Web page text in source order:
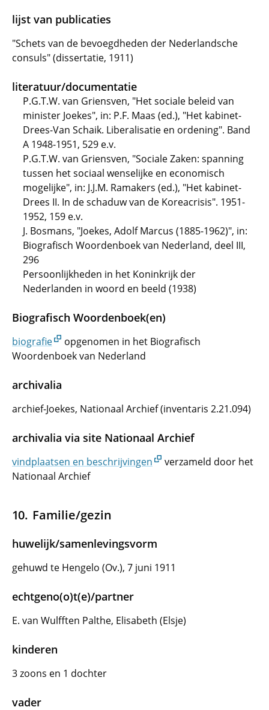
lijst van publicaties
"Schets van de bevoegdheden der Nederlandsche
consuls" (dissertatie, 1911)
literatuur/documentatie
P.G.T.W. van Griensven, "Het sociale beleid van
minister Joekes", in: P.F. Maas (ed.), "Het kabinet-
Drees-Van Schaik. Liberalisatie en ordening". Band
A 1948-1951, 529 e.v.
P.G.T.W. van Griensven, "Sociale Zaken: spanning
tussen het sociaal wenselijke en economisch
mogelijke", in: J.J.M. Ramakers (ed.), "Het kabinet-
Drees II. In de schaduw van de Koreacrisis". 1951-
1952, 159 e.v.
J. Bosmans, "Joekes, Adolf Marcus (1885-1962)", in:
Biografisch Woordenboek van Nederland, deel III,
296
Persoonlijkheden in het Koninkrijk der
Nederlanden in woord en beeld (1938)
Biografisch Woordenboek(en)
biografie
opgenomen in het Biografisch
Woordenboek van Nederland
archivalia
archief-Joekes, Nationaal Archief (inventaris 2.21.094)
archivalia via site Nationaal Archief
vindplaatsen en beschrijvingen
verzameld door het
Nationaal Archief
Familie/gezin
huwelijk/samenlevingsvorm
gehuwd te Hengelo (Ov.), 7 juni 1911
echtgeno(o)t(e)/partner
E. van Wulfften Palthe, Elisabeth (Elsje)
kinderen
3 zoons en 1 dochter
vader